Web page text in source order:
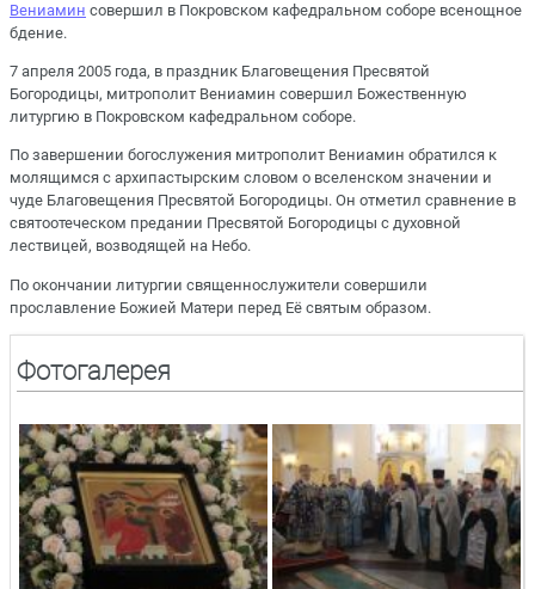
Вениамин совершил в Покровском кафедральном соборе всенощное
бдение.
7 апреля 2005 года, в праздник Благовещения Пресвятой
Богородицы, митрополит Вениамин совершил Божественную
литургию в Покровском кафедральном соборе.
По завершении богослужения митрополит Вениамин обратился к
молящимся с архипастырским словом о вселенском значении и
чуде Благовещения Пресвятой Богородицы. Он отметил сравнение в
святоотеческом предании Пресвятой Богородицы с духовной
лествицей, возводящей на Небо.
По окончании литургии священнослужители совершили
прославление Божией Матери перед Её святым образом.
Фотогалерея